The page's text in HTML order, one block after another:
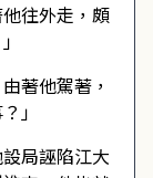
往外走，頗
著他駕著，
」
局誣陷江大